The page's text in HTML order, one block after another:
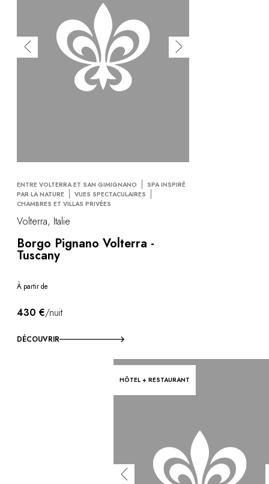
ENTRE VOLTERRA ET SAN GIMIGNANO
SPA INSPIRÉ
PAR LA NATURE
VUES SPECTACULAIRES
CHAMBRES ET VILLAS PRIVÉES
Volterra, Italie
Borgo Pignano Volterra -
Tuscany
À partir de
430 €/nuit
DÉCOUVRIR
HÔTEL + RESTAURANT